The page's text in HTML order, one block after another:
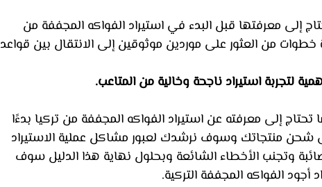
إلى معرفتها قبل البدء في استيراد الفواكه المجففة من
من العثور على موردين موثوقين إلى الانتقال بين قواعد
لتجربة استيراد ناجحة وخالية من المتاعب.
إلى معرفته عن استيراد الفواكه المجففة من تركيا بدءًا
شحن منتجاتك وسوف نرشدك لعبور مشاكل عملية الاستيراد
وتجنب الأخطاء الشائعة وبحلول نهاية هذا الدليل سوف
أجود الفواكه المجففة التركية.